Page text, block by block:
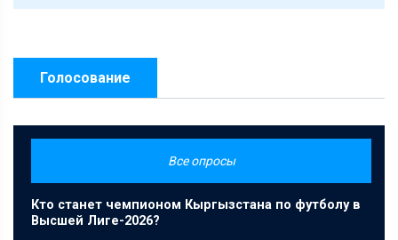
Голосование
Все опросы
Кто станет чемпионом Кыргызстана по футболу в
Высшей Лиге-2026?